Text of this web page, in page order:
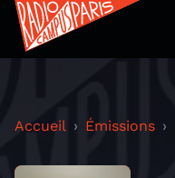
Accueil Émissions